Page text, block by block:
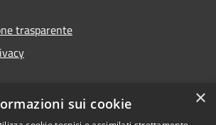
trasparente
accessibilità
×
sui cookie